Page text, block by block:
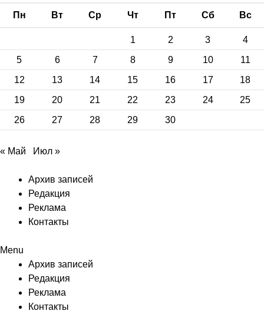
Пн Вт Ср Чт Пт Сб Вс
1 2 3
4
5
6 7 8 9 10
11
12
13 14 15 16 17
18
19
20 21 22 23 24
25
26
27 28 29 30
« Май Июл »
Архив записей
Редакция
Реклама
Контакты
Menu
Архив записей
Редакция
Реклама
Контакты